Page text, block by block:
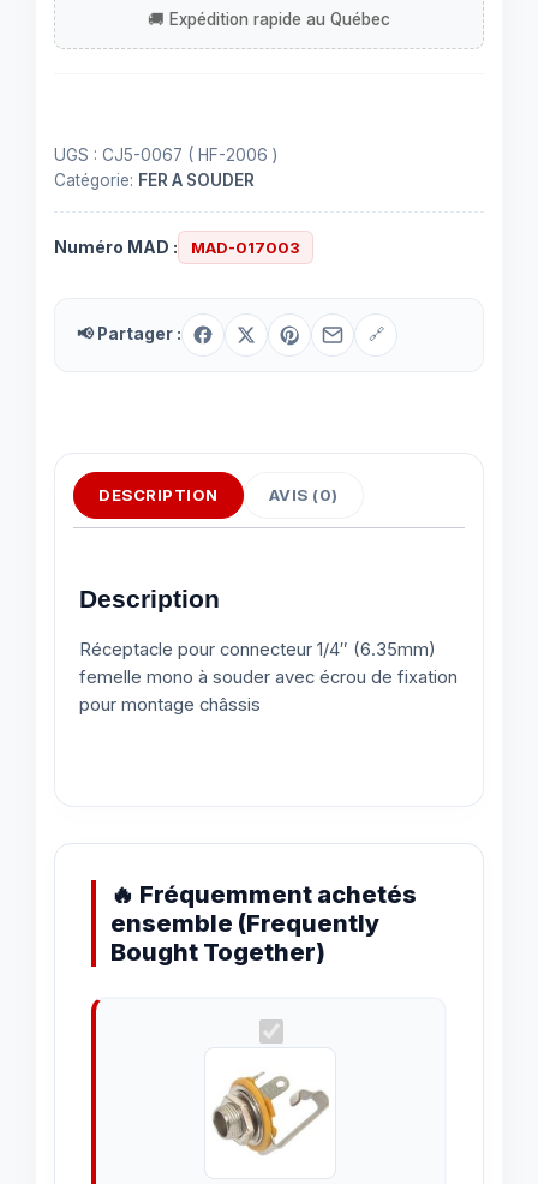
mono
à
UGS : CJ5-0067 ( HF-2006 )
Catégorie: FER A SOUDER
Numéro MAD : MAD-017003
📢 Partager : 🔗
DESCRIPTION AVIS (0)
Description
Réceptacle pour connecteur 1/4″ (6.35mm)
femelle mono à souder avec écrou de fixation
pour montage châssis
🔥 Fréquemment achetés
ensemble (Frequently
Bought Together)